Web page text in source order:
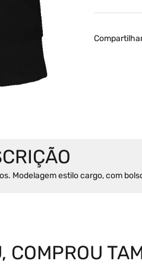
Modelagem estilo cargo, com
COMPROU